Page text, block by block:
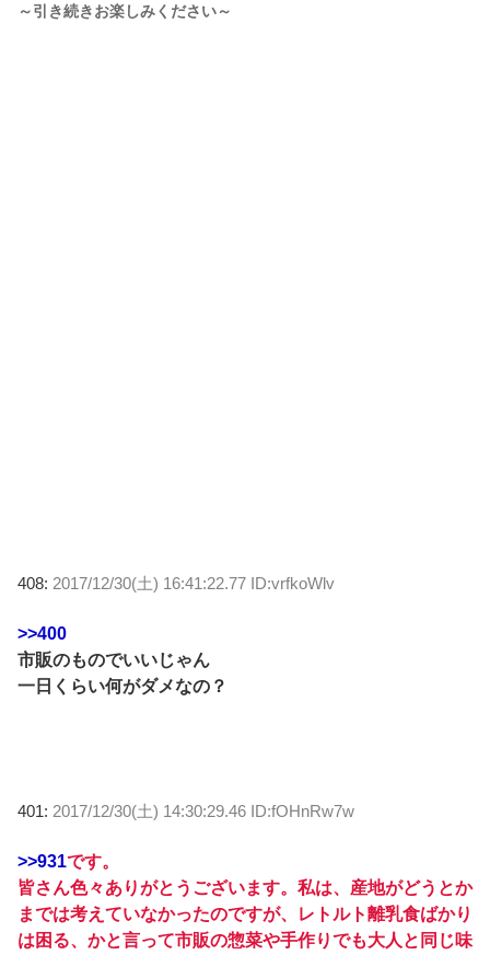
～引き続きお楽しみください～
408: 2017/12/30(土) 16:41:22.77 ID:vrfkoWlv
>>400
市販のものでいいじゃん
一日くらい何がダメなの？
401: 2017/12/30(土) 14:30:29.46 ID:fOHnRw7w
>>931です。
皆さん色々ありがとうございます。私は、産地がどうとか
までは考えていなかったのですが、レトルト離乳食ばかり
は困る、かと言って市販の惣菜や手作りでも大人と同じ味